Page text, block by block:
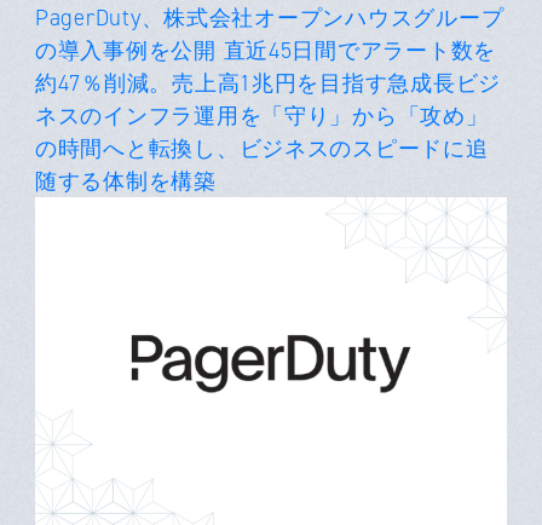
PagerDuty、株式会社オープンハウスグループ
の導入事例を公開 直近45日間でアラート数を
約47％削減。売上高1兆円を目指す急成長ビジ
ネスのインフラ運用を「守り」から「攻め」
の時間へと転換し、ビジネスのスピードに追
随する体制を構築